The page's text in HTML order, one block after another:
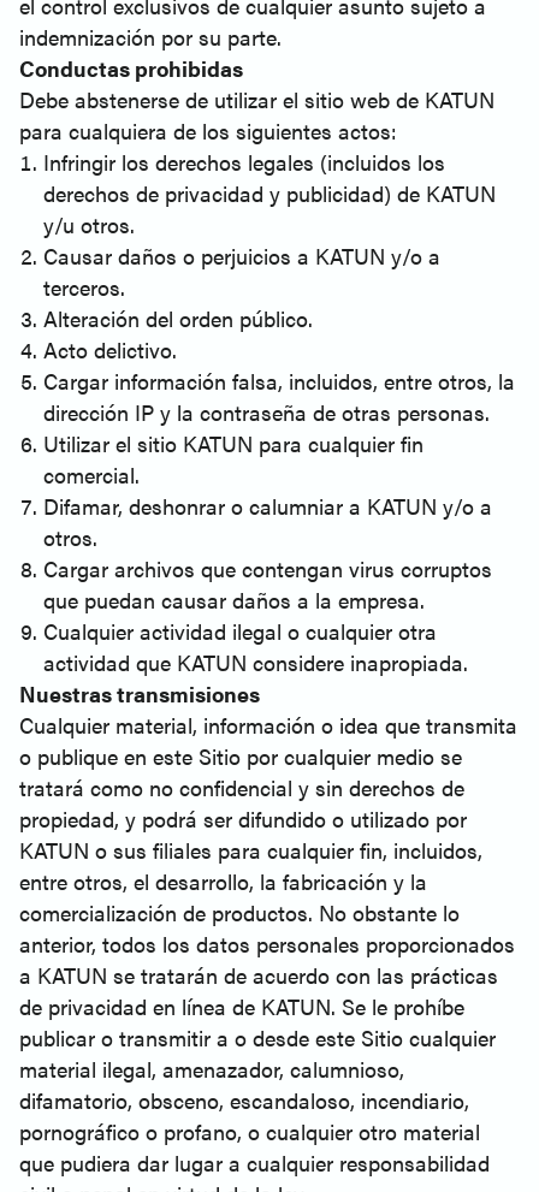
indemnización por su parte.
Conductas prohibidas
Debe abstenerse de utilizar el sitio web de KATUN
para cualquiera de los siguientes actos:
Infringir los derechos legales (incluidos los
derechos de privacidad y publicidad) de KATUN
y/u otros.
Causar daños o perjuicios a KATUN y/o a
terceros.
Alteración del orden público.
Acto delictivo.
Cargar información falsa, incluidos, entre otros, la
dirección IP y la contraseña de otras personas.
Utilizar el sitio KATUN para cualquier fin
comercial.
Difamar, deshonrar o calumniar a KATUN y/o a
otros.
Cargar archivos que contengan virus corruptos
que puedan causar daños a la empresa.
Cualquier actividad ilegal o cualquier otra
actividad que KATUN considere inapropiada.
Nuestras transmisiones
Cualquier material, información o idea que transmita
o publique en este Sitio por cualquier medio se
tratará como no confidencial y sin derechos de
propiedad, y podrá ser difundido o utilizado por
KATUN o sus filiales para cualquier fin, incluidos,
entre otros, el desarrollo, la fabricación y la
comercialización de productos. No obstante lo
anterior, todos los datos personales proporcionados
a KATUN se tratarán de acuerdo con las prácticas
de privacidad en línea de KATUN. Se le prohíbe
publicar o transmitir a o desde este Sitio cualquier
material ilegal, amenazador, calumnioso,
difamatorio, obsceno, escandaloso, incendiario,
pornográfico o profano, o cualquier otro material
que pudiera dar lugar a cualquier responsabilidad